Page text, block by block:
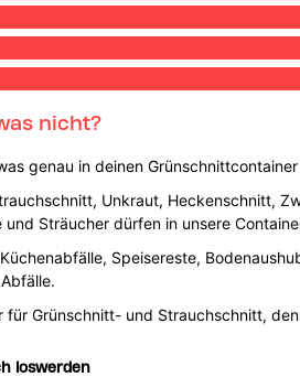
nicht?
genau in deinen
Unkraut, Heckenschnitt,
Sträucher dürfen in unsere
Speisereste,
für Grünschnitt- und Strauchschnitt,
loswerden